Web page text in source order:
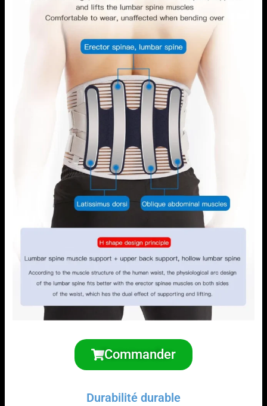
Commander
Durabilité durable